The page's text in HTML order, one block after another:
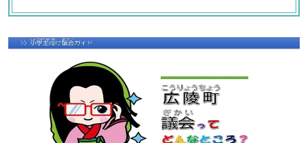
ビジュアルエリア。広陵町議会からの紹
介、お知らせ。